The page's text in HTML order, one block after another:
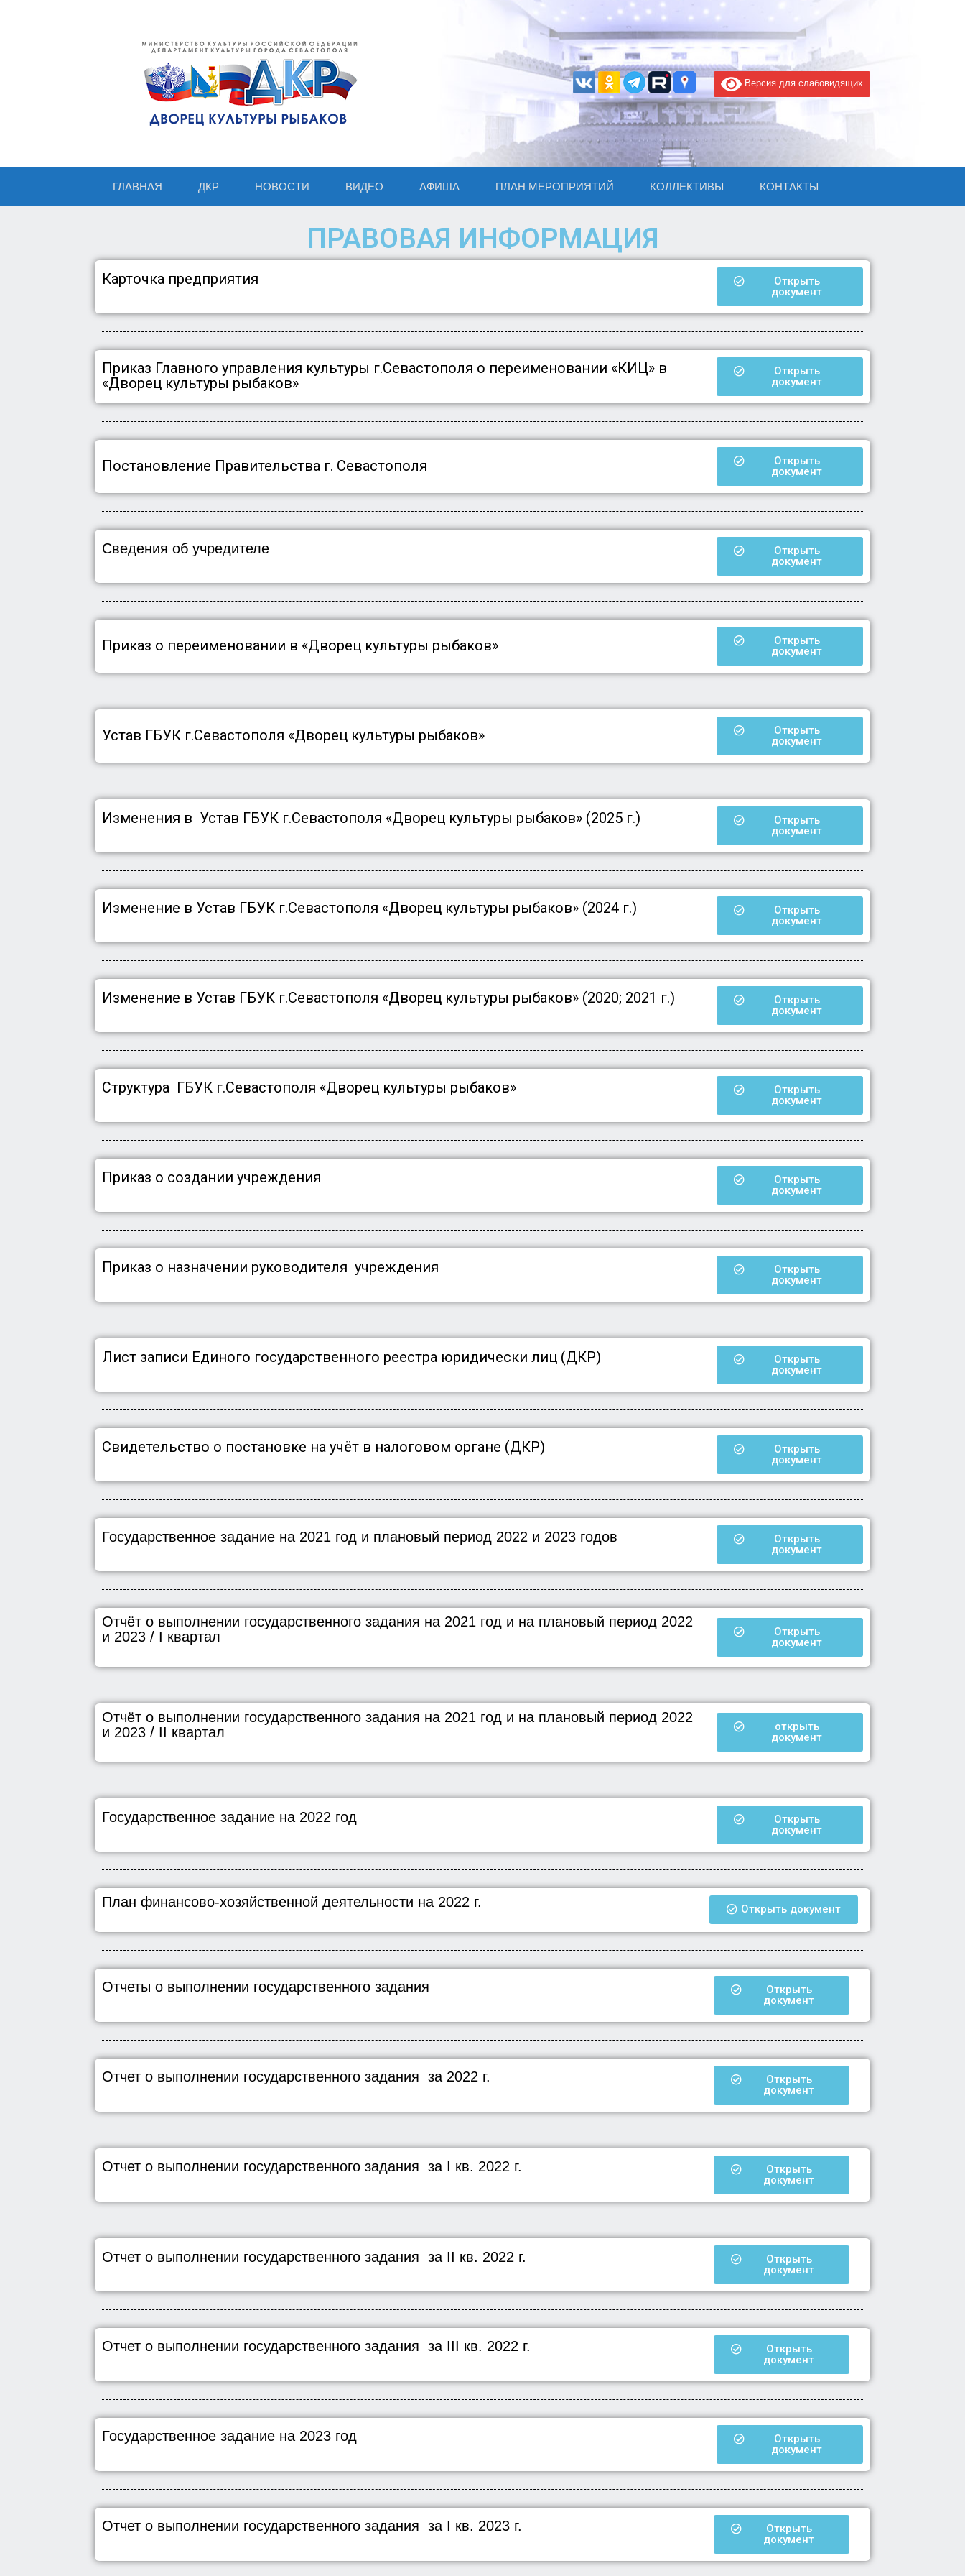
Версия для слабовидящих
ГЛАВНАЯ ДКР НОВОСТИ ВИДЕО АФИША ПЛАН МЕРОПРИЯТИЙ КОЛЛЕКТИВЫ КОНТАКТЫ
ПРАВОВАЯ ИНФОРМАЦИЯ
Карточка предприятия
Открыть
документ
Приказ Главного управления культуры г.Севастополя о переименовании «КИЦ» в
«Дворец культуры рыбаков»
Открыть
документ
Постановление Правительства г. Севастополя
Открыть
документ
Сведения об учредителе
Открыть
документ
Приказ о переименовании в «Дворец культуры рыбаков»
Открыть
документ
Устав ГБУК г.Севастополя «Дворец культуры рыбаков»
Открыть
документ
Изменения в Устав ГБУК г.Севастополя «Дворец культуры рыбаков» (2025 г.)
Открыть
документ
Изменение в Устав ГБУК г.Севастополя «Дворец культуры рыбаков» (2024 г.)
Открыть
документ
Изменение в Устав ГБУК г.Севастополя «Дворец культуры рыбаков» (2020; 2021 г.)
Открыть
документ
Структура ГБУК г.Севастополя «Дворец культуры рыбаков»
Открыть
документ
Приказ о создании учреждения
Открыть
документ
Приказ о назначении руководителя учреждения
Открыть
документ
Лист записи Единого государственного реестра юридически лиц (ДКР)
Открыть
документ
Свидетельство о постановке на учёт в налоговом органе (ДКР)
Открыть
документ
Государственное задание на 2021 год и плановый период 2022 и 2023 годов
Открыть
документ
Отчёт о выполнении государственного задания на 2021 год и на плановый период 2022
и 2023 / I квартал
Открыть
документ
Отчёт о выполнении государственного задания на 2021 год и на плановый период 2022
и 2023 / II квартал
открыть
документ
Государственное задание на 2022 год
Открыть
документ
План финансово-хозяйственной деятельности на 2022 г. Открыть документ
Отчеты о выполнении государственного задания
Открыть
документ
Отчет о выполнении государственного задания за 2022 г.
Открыть
документ
Отчет о выполнении государственного задания за I кв. 2022 г.
Открыть
документ
Отчет о выполнении государственного задания за II кв. 2022 г.
Открыть
документ
Отчет о выполнении государственного задания за III кв. 2022 г.
Открыть
документ
Государственное задание на 2023 год
Открыть
документ
Отчет о выполнении государственного задания за I кв. 2023 г.
Открыть
документ